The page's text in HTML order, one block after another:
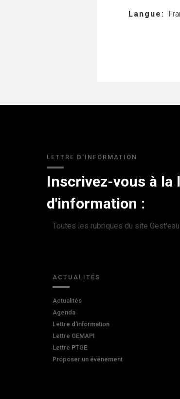
Langue
LETTRE D'INFORMATION
Inscrivez-vous à la
d'information :
Toutes les rubriques du site
ACTUALITÉS
Actualités
Agenda
Lettre d'information
Lettre GEMAPI
Lettre PTGE
Proposer un événement